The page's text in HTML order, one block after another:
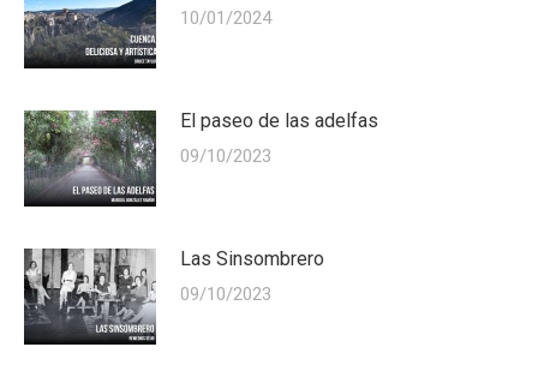
10/01/2024
El paseo de las adelfas
09/10/2023
Las Sinsombrero
09/10/2023